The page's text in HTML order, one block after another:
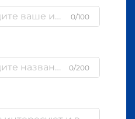
0/100
0/200